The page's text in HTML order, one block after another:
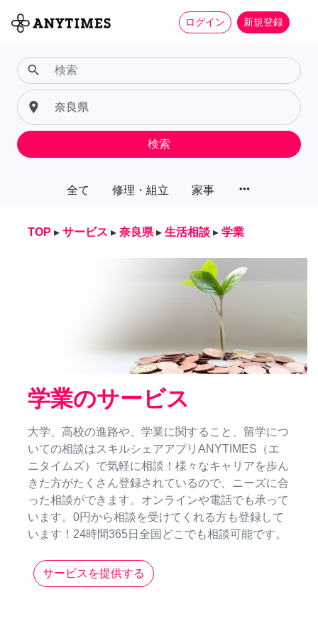
ログイン 新規登録
全て 修理・組立 家事 more_horiz
search
place
検索
TOP ▸ サービス ▸ 奈良県 ▸ 生活相談 ▸ 学業
学業のサービス
大学、高校の進路や、学業に関すること、留学につ
いての相談はスキルシェアアプリANYTIMES（エ
ニタイムズ）で気軽に相談！様々なキャリアを歩ん
きた方がたくさん登録されているので、ニーズに合
った相談ができます。オンラインや電話でも承って
います。0円から相談を受けてくれる方も登録して
います！24時間365日全国どこでも相談可能です。
サービスを提供する